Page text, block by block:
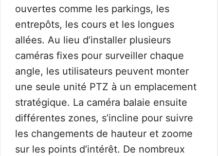
ouvertes comme les parkings, les
entrepôts, les cours et les longues
allées. Au lieu d’installer plusieurs
caméras fixes pour surveiller chaque
angle, les utilisateurs peuvent monter
une seule unité PTZ à un emplacement
stratégique. La caméra balaie ensuite
différentes zones, s’incline pour suivre
les changements de hauteur et zoome
sur les points d’intérêt. De nombreux